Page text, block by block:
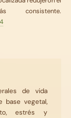
de vida
base vegetal,
estrés y